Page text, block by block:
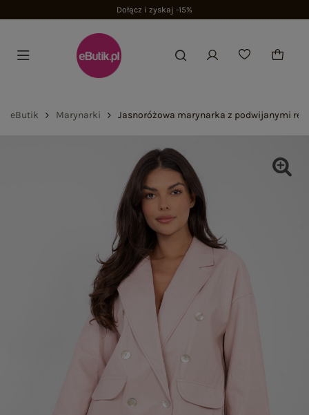
Dołącz i zyskaj -15%
eButik Marynarki Jasnoróżowa marynarka z podwijanymi